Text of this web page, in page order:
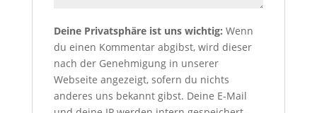
Deine Privatsphäre ist uns wichtig: Wenn
du einen Kommentar abgibst, wird dieser
nach der Genehmigung in unserer
Webseite angezeigt, sofern du nichts
anderes uns bekannt gibst. Deine E-Mail